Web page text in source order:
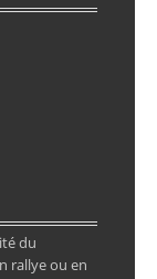
du
rallye ou en